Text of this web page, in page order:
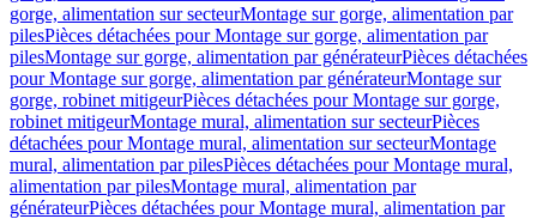
gorge, alimentation sur secteurMontage sur gorge, alimentation par
pilesPièces détachées pour Montage sur gorge, alimentation par
pilesMontage sur gorge, alimentation par générateurPièces détachées
pour Montage sur gorge, alimentation par générateurMontage sur
gorge, robinet mitigeurPièces détachées pour Montage sur gorge,
robinet mitigeurMontage mural, alimentation sur secteurPièces
détachées pour Montage mural, alimentation sur secteurMontage
mural, alimentation par pilesPièces détachées pour Montage mural,
alimentation par pilesMontage mural, alimentation par
générateurPièces détachées pour Montage mural, alimentation par